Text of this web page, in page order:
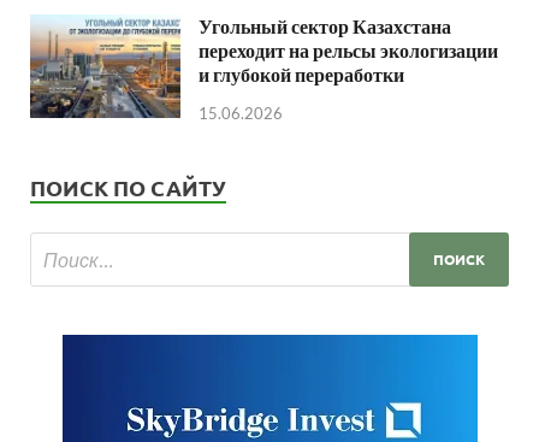
Угольный сектор Казахстана
переходит на рельсы экологизации
и глубокой переработки
15.06.2026
ПОИСК ПО САЙТУ